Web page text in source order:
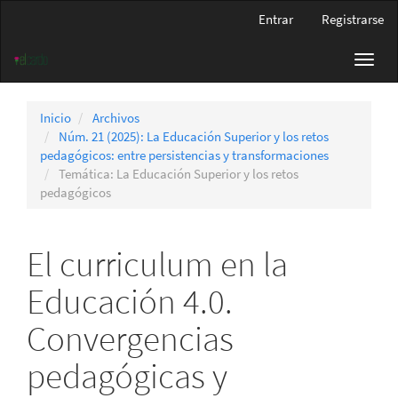
principal
Barra
Entrar Registrarse
Inicio
Archivos
Núm. 21 (2025): La Educación Superior y los retos
pedagógicos: entre persistencias y transformaciones
Temática: La Educación Superior y los retos
pedagógicos
El curriculum en la
Educación 4.0.
Convergencias
pedagógicas y